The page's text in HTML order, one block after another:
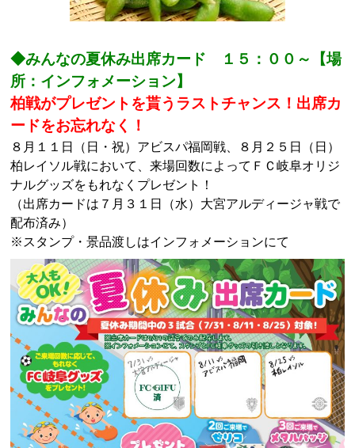
◆みんなの夏休み出席カード １５：００～【場
所：インフォメーション】
柏戦がプレゼントを貰うラストチャンス！出席カ
ードをお忘れなく！
８月１１日（日・祝）アビスパ福岡戦、８月２５日（日）
柏レイソル戦において、来場回数によってＦＣ岐阜オリジ
ナルグッズをもれなくプレゼント！
（出席カードは７月３１日（水）大宮アルディージャ戦で
配布済み）
※スタンプ・景品渡しはインフォメーションにて